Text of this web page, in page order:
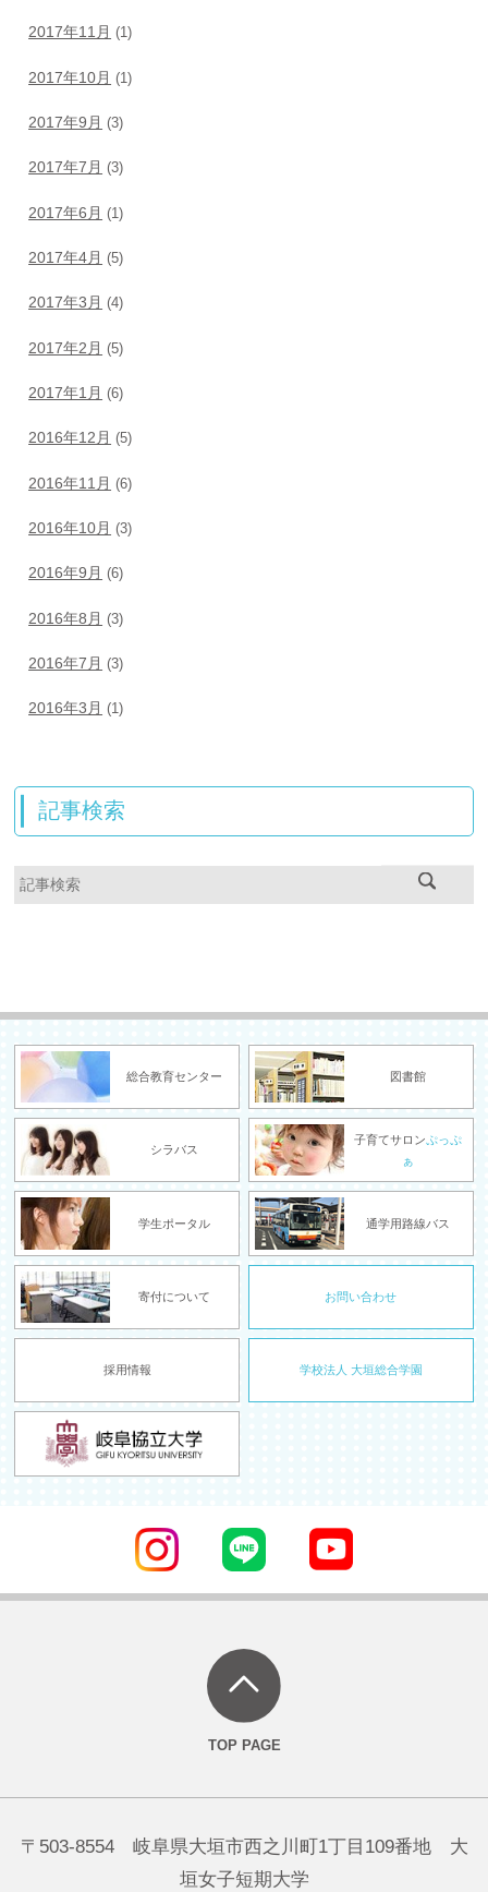
2017年11月 (1)
2017年10月 (1)
2017年9月 (3)
2017年7月 (3)
2017年6月 (1)
2017年4月 (5)
2017年3月 (4)
2017年2月 (5)
2017年1月 (6)
2016年12月 (5)
2016年11月 (6)
2016年10月 (3)
2016年9月 (6)
2016年8月 (3)
2016年7月 (3)
2016年3月 (1)
記事検索
総合教育センター 図書館
シラバス
子育てサロンぷっぷ
ぁ
学生ポータル 通学用路線バス
寄付について お問い合わせ
採用情報 学校法人 大垣総合学園
〒503-8554 岐阜県大垣市西之川町1丁目109番地 大
垣女子短期大学